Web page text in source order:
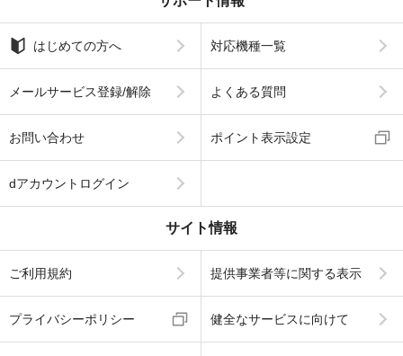
はじめての方へ 対応機種一覧
メールサービス登録/解除 よくある質問
お問い合わせ ポイント表示設定
dアカウントログイン
サイト情報
ご利用規約 提供事業者等に関する表示
プライバシーポリシー 健全なサービスに向けて